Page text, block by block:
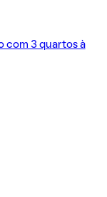
com 3 quartos à